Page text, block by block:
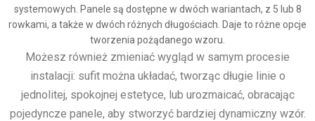
systemowych. Panele są dostępne w dwóch wariantach, z 5 lub 8
rowkami, a także w dwóch różnych długościach. Daje to różne opcje
tworzenia pożądanego wzoru.
Możesz również zmieniać wygląd w samym procesie
instalacji: sufit można układać, tworząc długie linie o
jednolitej, spokojnej estetyce, lub urozmaicać, obracając
pojedyncze panele, aby stworzyć bardziej dynamiczny wzór.